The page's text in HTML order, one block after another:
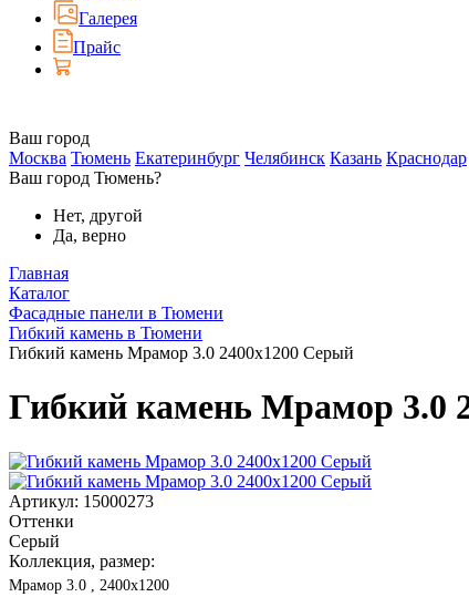
Галерея
Прайс
Ваш город
Москва Тюмень Екатеринбург Челябинск Казань Краснодар
Ваш город Тюмень?
Нет, другой
Да, верно
Главная
Каталог
Фасадные панели в Тюмени
Гибкий камень в Тюмени
Гибкий камень Мрамор 3.0 2400x1200 Серый
Гибкий камень Мрамор 3.0
Артикул: 15000273
Оттенки
Серый
Коллекция, размер:
Мрамор 3.0 , 2400x1200